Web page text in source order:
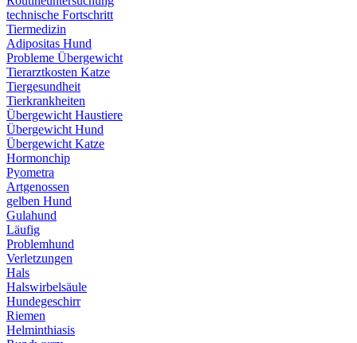
technische Fortschritt
Tiermedizin
Adipositas Hund
Probleme Übergewicht
Tierarztkosten Katze
Tiergesundheit
Tierkrankheiten
Übergewicht Haustiere
Übergewicht Hund
Übergewicht Katze
Hormonchip
Pyometra
Artgenossen
gelben Hund
Gulahund
Läufig
Problemhund
Verletzungen
Hals
Halswirbelsäule
Hundegeschirr
Riemen
Helminthiasis